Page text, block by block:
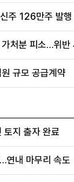
주 126만주 발행
처분 피소…위
규모 공급계약
토지 출자 완료
연내 마무리 속도